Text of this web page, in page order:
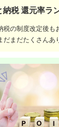
納税 還元率ラ
税の制度改定後も
だまだたくさんあ